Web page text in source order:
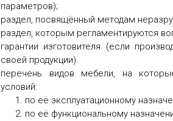
параметров);
раздел, посвящённый методам
раздел, которым регламентируются
гарантии изготовителя (если
своей продукции).
перечень видов мебели, на
условий:
по её эксплуатационному
по её функциональному